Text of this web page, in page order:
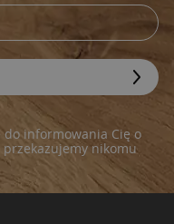
do informowania Cię o
nikomu